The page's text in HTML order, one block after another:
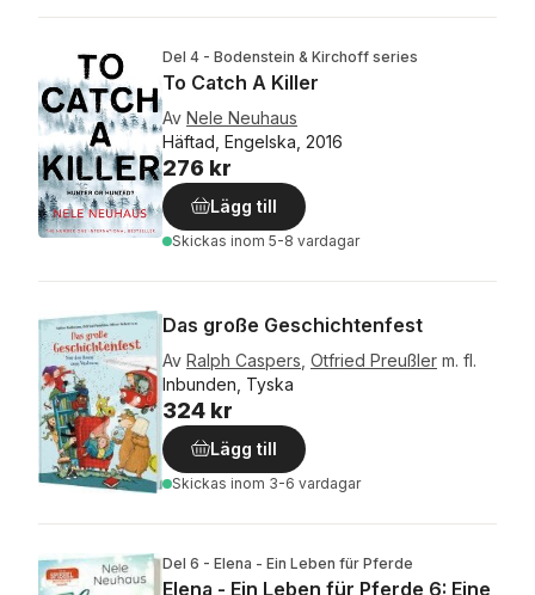
Del 4 - Bodenstein & Kirchoff series
To Catch A Killer
Av Nele Neuhaus
Häftad, Engelska, 2016
276 kr
Lägg till
Skickas inom 5-8 vardagar
Das große Geschichtenfest
Av Ralph Caspers Otfried Preußler m. fl.
Inbunden, Tyska
324 kr
Lägg till
Skickas inom 3-6 vardagar
Del 6 - Elena - Ein Leben für Pferde
Elena - Ein Leben für Pferde 6: Eine